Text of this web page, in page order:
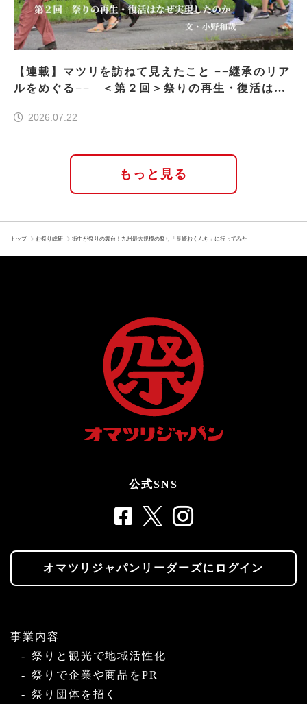
【連載】マツリを訪ねて見えたこと −−継承のリア
ルをめぐる−− ＜第２回＞祭りの再生・復活はな
2026.07.22
もっと見る
トップ お祭り総研 街中が祭りの舞台！九州最大規模の祭り「長崎おくんち」に行ってみた
公式SNS
オマツリジャパンリーダーズにログイン
事業内容
祭りと観光で地域活性化
祭りで企業や商品をPR
祭り団体を招く